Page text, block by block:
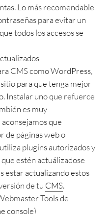
Lo más recomendable
para evitar un
todos los accesos se
CMS como WordPress,
para que tenga mejor
Instalar uno que refuerce
es muy
que
de páginas web o
plugins autorizados y
estén actuálizadose
estar actualizando estos
de tu CMS.
Tools de
console)